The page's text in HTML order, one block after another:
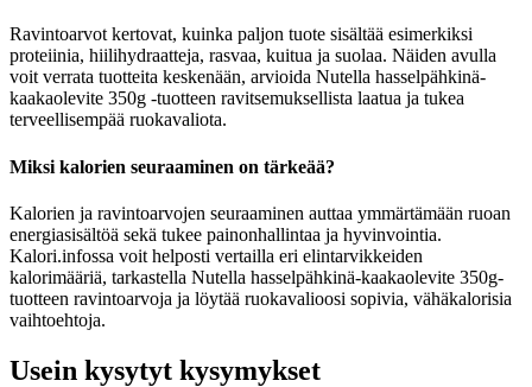
Ravintoarvot kertovat, kuinka paljon tuote sisältää esimerkiksi
proteiinia, hiilihydraatteja, rasvaa, kuitua ja suolaa. Näiden avulla
voit verrata tuotteita keskenään, arvioida Nutella hasselpähkinä-
kaakaolevite 350g -tuotteen ravitsemuksellista laatua ja tukea
terveellisempää ruokavaliota.
Miksi kalorien seuraaminen on tärkeää?
Kalorien ja ravintoarvojen seuraaminen auttaa ymmärtämään ruoan
energiasisältöä sekä tukee painonhallintaa ja hyvinvointia.
Kalori.infossa voit helposti vertailla eri elintarvikkeiden
kalorimääriä, tarkastella Nutella hasselpähkinä-kaakaolevite 350g-
tuotteen ravintoarvoja ja löytää ruokavalioosi sopivia, vähäkalorisia
vaihtoehtoja.
Usein kysytyt kysymykset